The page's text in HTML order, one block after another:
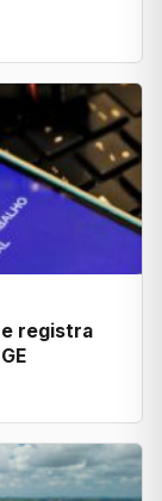
e registra